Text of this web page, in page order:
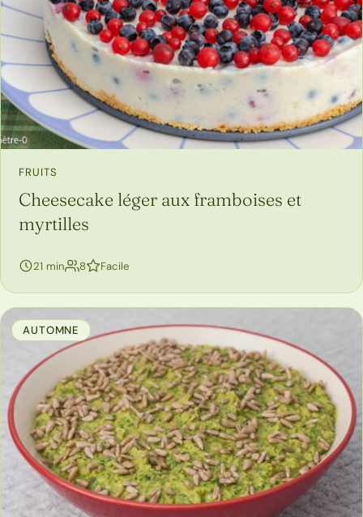
FRUITS
Cheesecake léger aux framboises et
myrtilles
21 min 8personnes
Facile
AUTOMNE